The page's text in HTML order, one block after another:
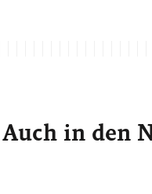
Auch in den